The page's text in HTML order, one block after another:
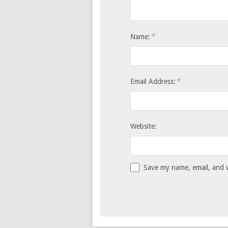
Name: *
Email Address: *
Website:
Save my name, email,